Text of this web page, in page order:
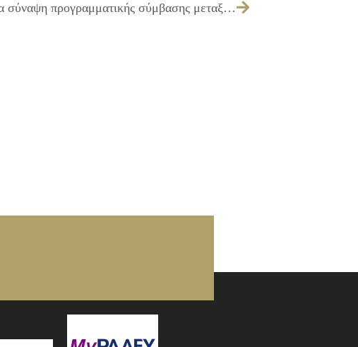
313/2010 – Λήψη απόφασης για σύναψη προγραμματικής σύμβασης μεταξύ Δήμου Ιλίου – Κ.Α.Π.Η. ΔΗΜΟΥ ΙΛΙΟΥ – Δ.Ε.Κ.Α. Ιλίου για υλοποίηση κοινωνικού προγράμματος στα ΚΑΠΗ Ιλίου